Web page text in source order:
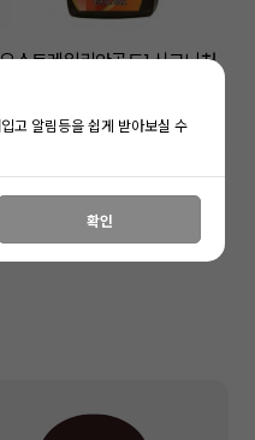
스트레일리안골드] 시그니처
비자가: 42,000원
원공개
고 알림등을 쉽게 받아보실 수
확인